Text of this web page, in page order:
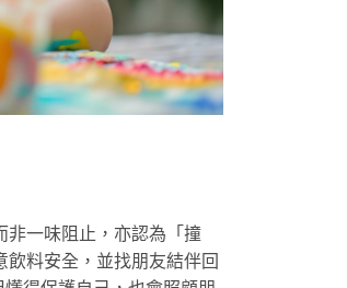
非一味阻止，亦認為「撞
料安全，並找朋友結伴回